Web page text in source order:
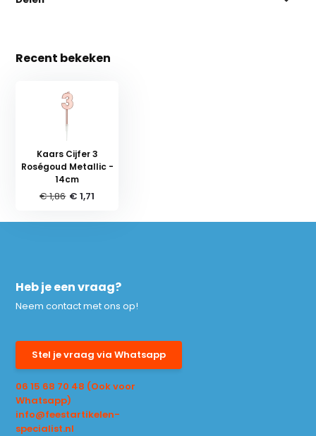
Recent bekeken
Kaars Cijfer 3
Roségoud Metallic -
14cm
€ 1,86 € 1,71
Heb je een vraag?
Neem contact met ons op!
Stel je vraag via Whatsapp
06 15 68 70 48 (Ook voor
Whatsapp)
info@feestartikelen-
specialist.nl